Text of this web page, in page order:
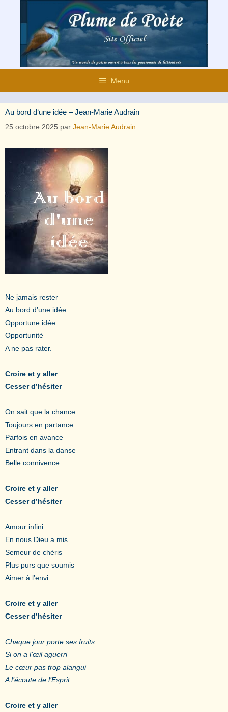
contenu
Menu
Au bord d‘une idée – Jean-Marie Audrain
25 octobre 2025 par Jean-Marie Audrain
Ne jamais rester
Au bord d’une idée
Opportune idée
Opportunité
A ne pas rater.
Croire et y aller
Cesser d’hésiter
On sait que la chance
Toujours en partance
Parfois en avance
Entrant dans la danse
Belle connivence.
Croire et y aller
Cesser d’hésiter
Amour infini
En nous Dieu a mis
Semeur de chéris
Plus purs que soumis
Aimer à l’envi.
Croire et y aller
Cesser d’hésiter
Chaque jour porte ses fruits
Si on a l’œil aguerri
Le cœur pas trop alangui
A l’écoute de l’Esprit.
Croire et y aller